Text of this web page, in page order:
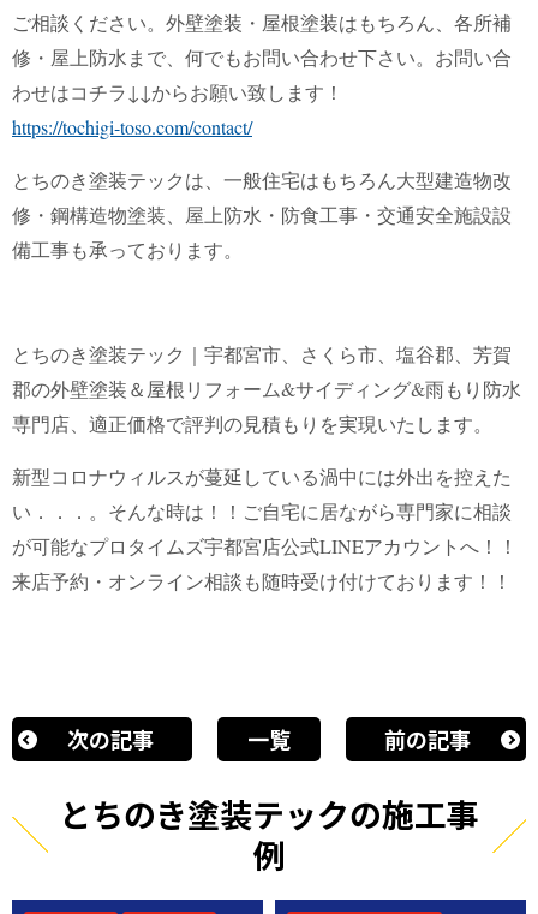
ご相談ください。外壁塗装・屋根塗装はもちろん、各所補
修・屋上防水まで、何でもお問い合わせ下さい。お問い合
わせはコチラ↓↓からお願い致します！
https://tochigi-toso.com/contact/
とちのき塗装テックは、一般住宅はもちろん大型建造物改
修・鋼構造物塗装、屋上防水・防食工事・交通安全施設設
備工事も承っております。
とちのき塗装テック｜宇都宮市、さくら市、塩谷郡、芳賀
郡の外壁塗装＆屋根リフォーム&サイディング&雨もり防水
専門店、適正価格で評判の見積もりを実現いたします。
新型コロナウィルスが蔓延している渦中には外出を控えた
い．．．。そんな時は！！ご自宅に居ながら専門家に相談
が可能なプロタイムズ宇都宮店公式LINEアカウントへ！！
来店予約・オンライン相談も随時受け付けております！！
次の記事 一覧 前の記事
とちのき塗装テックの施工事
例